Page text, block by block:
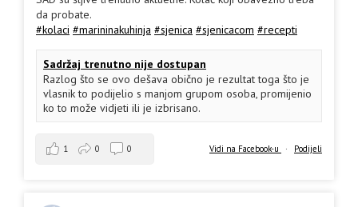
da probate.
#kolaci #marininakuhinja #sjenica #sjenicacom #recepti
Sadržaj trenutno nije dostupan
Razlog što se ovo dešava obično je rezultat toga što je
vlasnik to podijelio s manjom grupom osoba, promijenio
ko to može vidjeti ili je izbrisano.
Vidi na Facebook-u · Podijeli
1 0 0